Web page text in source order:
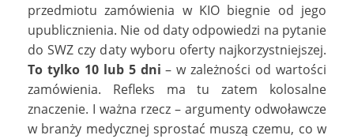
przedmiotu zamówienia w KIO biegnie od jego
upublicznienia. Nie od daty odpowiedzi na pytanie
do SWZ czy daty wyboru oferty najkorzystniejszej.
To tylko 10 lub 5 dni – w zależności od wartości
zamówienia. Refleks ma tu zatem kolosalne
znaczenie. I ważna rzecz – argumenty odwoławcze
w branży medycznej sprostać muszą czemu, co w